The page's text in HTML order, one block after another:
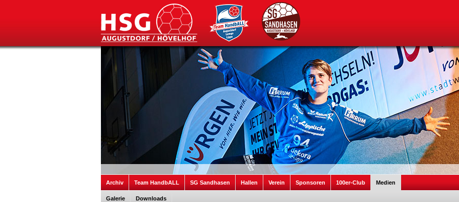
Archiv Team HandbALL SG Sandhasen Hallen Verein Sponsoren 100er-Club Medien
Galerie Downloads